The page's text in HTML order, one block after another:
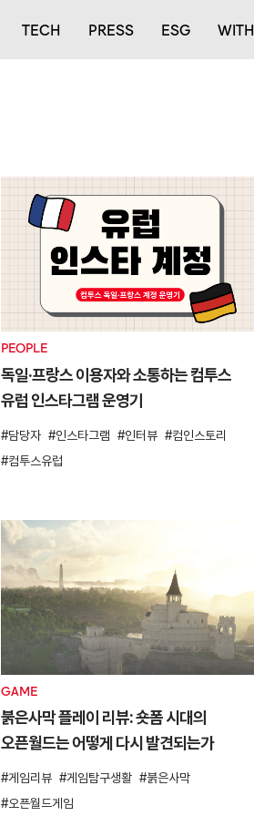
TECH PRESS ESG WITH
PEOPLE
독일·프랑스 이용자와 소통하는 컴투스
유럽 인스타그램 운영기
담당자 인스타그램 인터뷰
컴인스토리
컴투스유럽
GAME
붉은사막 플레이 리뷰: 숏폼 시대의
오픈월드는 어떻게 다시 발견되는가
게임리뷰 게임탐구생활
붉은사막
오픈월드게임